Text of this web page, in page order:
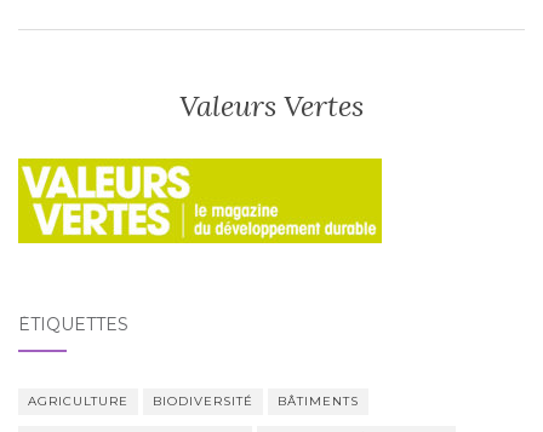
Valeurs Vertes
ÉTIQUETTES
AGRICULTURE BIODIVERSITÉ BÂTIMENTS